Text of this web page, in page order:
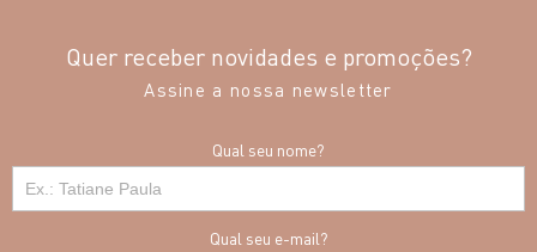
Quer receber novidades e promoções?
Assine a nossa newsletter
Qual seu nome?
Qual seu e-mail?